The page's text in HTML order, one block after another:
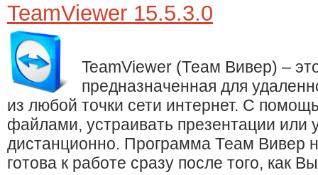
TeamViewer 15.5.3.0
TeamViewer (Теам Вивер) –
предназначенная для
из любой точки сети интернет. С
файлами, устраивать презентации или
дистанционно. Программа Теам Вивер
готова к работе сразу после того, как